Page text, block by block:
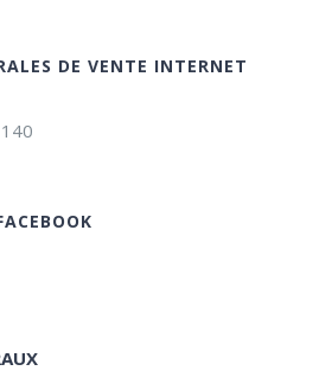
DE VENTE INTERNET